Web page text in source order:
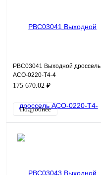
PBC03041 Выходной дроссель
ACO-0220-T4-4
175 670.02 ₽
Подробнее